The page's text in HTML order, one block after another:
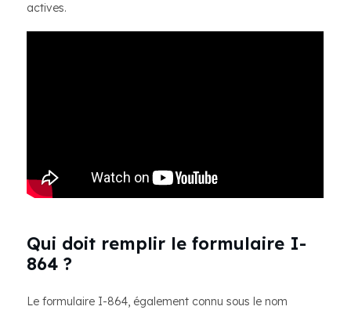
actives.
Qui doit remplir le formulaire I-
864 ?
Le formulaire I-864, également connu sous le nom